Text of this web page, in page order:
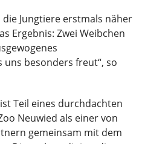
Jungtiere erstmals näher
Ergebnis: Zwei Weibchen
besonders freut“, so
Teil eines durchdachten
Neuwied als einer von
gemeinsam mit dem